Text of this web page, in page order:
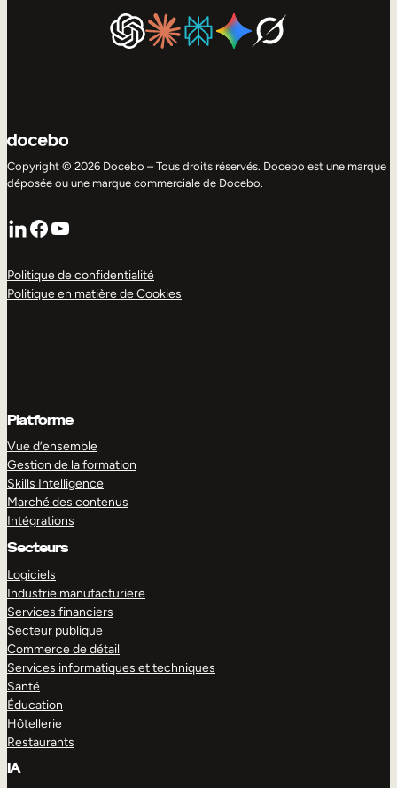
Copyright © 2026 Docebo – Tous droits réservés. Docebo est une marque
déposée ou une marque commerciale de Docebo.
LinkedIn
Facebook
YouTube
Politique de confidentialité
Politique en matière de Cookies
Platforme
Vue d’ensemble
Gestion de la formation
Skills Intelligence
Marché des contenus
Intégrations
Secteurs
Logiciels
Industrie manufacturiere
Services financiers
Secteur publique
Commerce de détail
Services informatiques et techniques
Santé
Éducation
Hôtellerie
Restaurants
IA